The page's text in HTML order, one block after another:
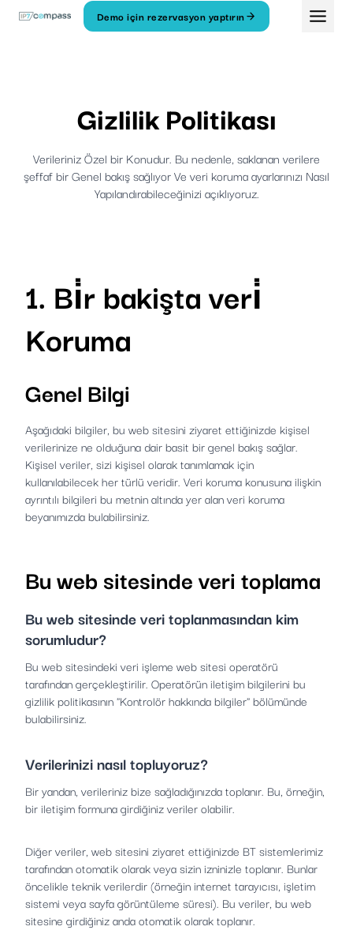
İçeriğe
Demo için rezervasyon yaptırın
Gizlilik Politikası
Verileriniz Özel bir Konudur. Bu nedenle, saklanan verilere
şeffaf bir Genel bakış sağlıyor Ve veri koruma ayarlarınızı Nasıl
Yapılandırabileceğinizi açıklıyoruz.
1. Bi̇r bakişta veri̇
Koruma
Genel Bilgi
Aşağıdaki bilgiler, bu web sitesini ziyaret ettiğinizde kişisel
verilerinize ne olduğuna dair basit bir genel bakış sağlar.
Kişisel veriler, sizi kişisel olarak tanımlamak için
kullanılabilecek her türlü veridir. Veri koruma konusuna ilişkin
ayrıntılı bilgileri bu metnin altında yer alan veri koruma
beyanımızda bulabilirsiniz.
Bu web sitesinde veri toplama
Bu web sitesinde veri toplanmasından kim
sorumludur?
Bu web sitesindeki veri işleme web sitesi operatörü
tarafından gerçekleştirilir. Operatörün iletişim bilgilerini bu
gizlilik politikasının "Kontrolör hakkında bilgiler" bölümünde
bulabilirsiniz.
Verilerinizi nasıl topluyoruz?
Bir yandan, verileriniz bize sağladığınızda toplanır. Bu, örneğin,
bir iletişim formuna girdiğiniz veriler olabilir.
Diğer veriler, web sitesini ziyaret ettiğinizde BT sistemlerimiz
tarafından otomatik olarak veya sizin izninizle toplanır. Bunlar
öncelikle teknik verilerdir (örneğin internet tarayıcısı, işletim
sistemi veya sayfa görüntüleme süresi). Bu veriler, bu web
sitesine girdiğiniz anda otomatik olarak toplanır.